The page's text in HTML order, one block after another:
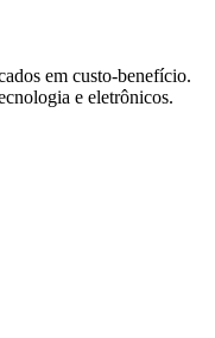
em custo-benefício.
e eletrônicos.